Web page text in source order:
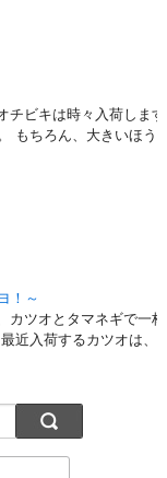
キは時々入荷します
もちろん、大きいほう
！～
ツオとタマネギで一
近入荷するカツオは、